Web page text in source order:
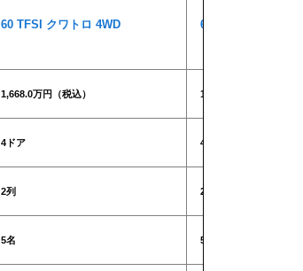
60 TFSI クワトロ 4WD 60 TFSI クワトロ
1,668.0万円（税込） 1,668.0万円（税込）
4ドア 4ドア
2列 2列
5名 5名